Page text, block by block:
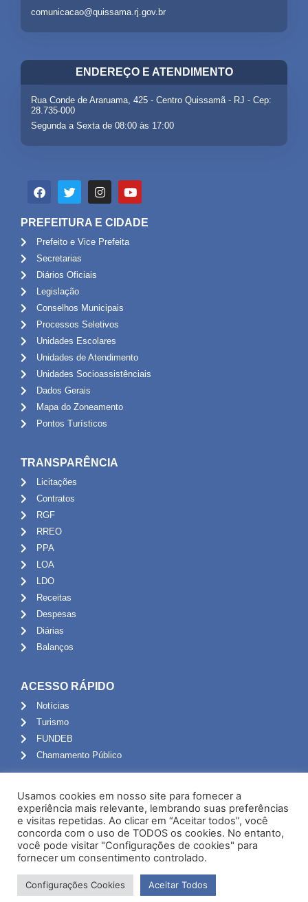
comunicacao@quissama.rj.gov.br
ENDEREÇO E ATENDIMENTO
Rua Conde de Araruama, 425 - Centro Quissamã - RJ - Cep:
28.735-000
Segunda a Sexta de 08:00 às 17:00
PREFEITURA E CIDADE
Prefeito e Vice Prefeita
Secretarias
Diários Oficiais
Legislação
Conselhos Municipais
Processos Seletivos
Unidades Escolares
Unidades de Atendimento
Unidades Socioassistênciais
Dados Gerais
Mapa do Zoneamento
Pontos Turísticos
TRANSPARÊNCIA
Licitações
Contratos
RGF
RREO
PPA
LOA
LDO
Receitas
Despesas
Diárias
Balanços
ACESSO RÁPIDO
Notícias
Turismo
FUNDEB
Chamamento Público
Portal do Servidor
Webmail
Administração
Usamos cookies em nosso site para fornecer a
experiência mais relevante, lembrando suas preferências
e visitas repetidas. Ao clicar em “Aceitar todos”, você
concorda com o uso de TODOS os cookies. No entanto,
você pode visitar "Configurações de cookies" para
fornecer um consentimento controlado.
Configurações Cookies Aceitar Todos